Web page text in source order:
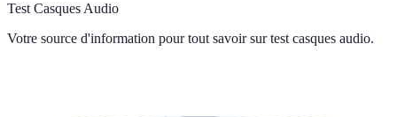
Test Casques Audio
Votre source d'information pour tout savoir sur test casques audio.